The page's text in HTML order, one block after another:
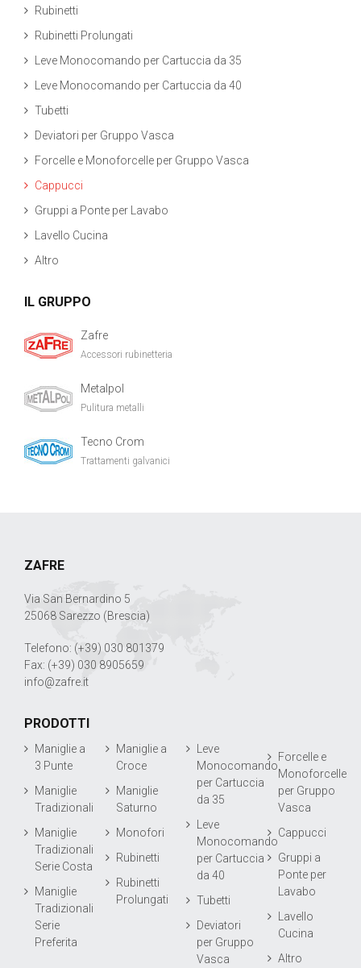
Rubinetti
Rubinetti Prolungati
Leve Monocomando per Cartuccia da 35
Leve Monocomando per Cartuccia da 40
Tubetti
Deviatori per Gruppo Vasca
Forcelle e Monoforcelle per Gruppo Vasca
Cappucci
Gruppi a Ponte per Lavabo
Lavello Cucina
Altro
IL GRUPPO
Zafre
Accessori rubinetteria
Metalpol
Pulitura metalli
Tecno Crom
Trattamenti galvanici
ZAFRE
Via San Bernardino 5
25068 Sarezzo (Brescia)
Telefono: (+39) 030 801379
Fax: (+39) 030 8905659
info@zafre.it
PRODOTTI
Maniglie a
3 Punte
Maniglie
Tradizionali
Maniglie
Tradizionali
Serie Costa
Maniglie
Tradizionali
Serie
Preferita
Maniglie a
Croce
Maniglie
Saturno
Monofori
Rubinetti
Rubinetti
Prolungati
Leve
Monocomando
per Cartuccia
da 35
Leve
Monocomando
per Cartuccia
da 40
Tubetti
Deviatori
per Gruppo
Vasca
Forcelle e
Monoforcelle
per Gruppo
Vasca
Cappucci
Gruppi a
Ponte per
Lavabo
Lavello
Cucina
Altro